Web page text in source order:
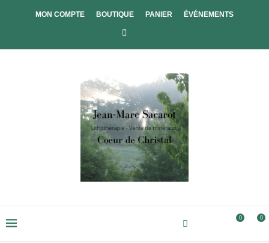
MON COMPTE BOUTIQUE PANIER ÉVÉNEMENTS
0 0